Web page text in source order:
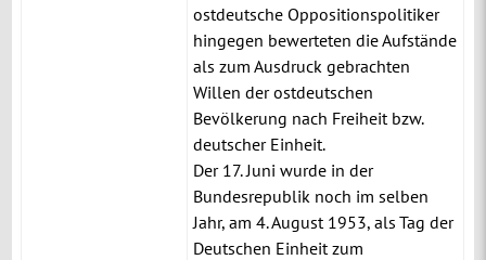
ostdeutsche Oppositionspolitiker
hingegen bewerteten die Aufstände
als zum Ausdruck gebrachten
Willen der ostdeutschen
Bevölkerung nach Freiheit bzw.
deutscher Einheit.
Der 17. Juni wurde in der
Bundesrepublik noch im selben
Jahr, am 4. August 1953, als Tag der
Deutschen Einheit zum